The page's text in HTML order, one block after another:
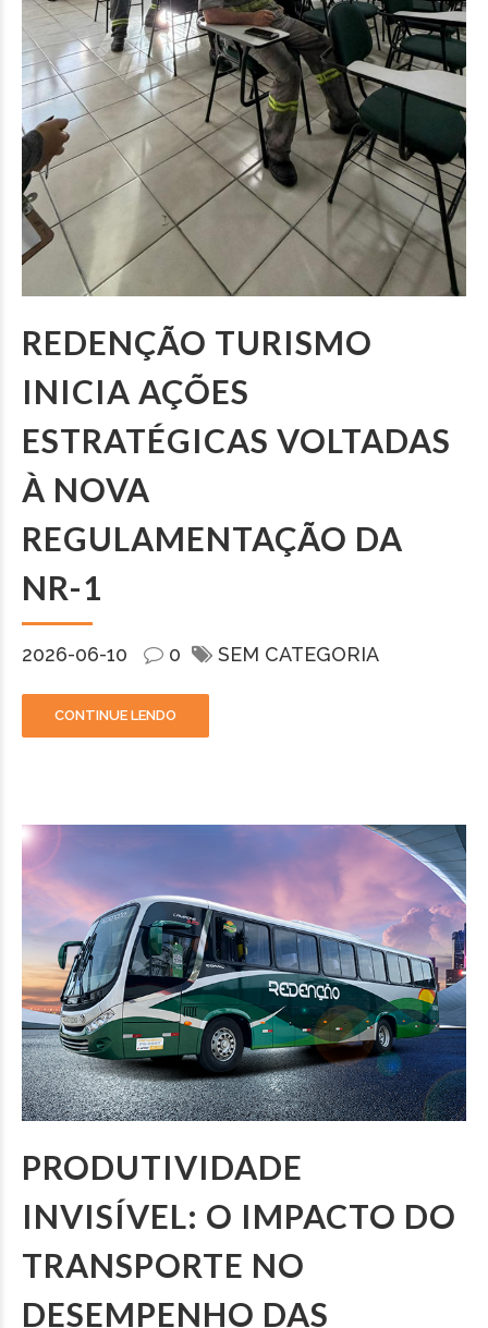
REDENÇÃO TURISMO
INICIA AÇÕES
ESTRATÉGICAS VOLTADAS
À NOVA
REGULAMENTAÇÃO DA
NR-1
2026-06-10 0 SEM CATEGORIA
CONTINUE LENDO
PRODUTIVIDADE
INVISÍVEL: O IMPACTO DO
TRANSPORTE NO
DESEMPENHO DAS